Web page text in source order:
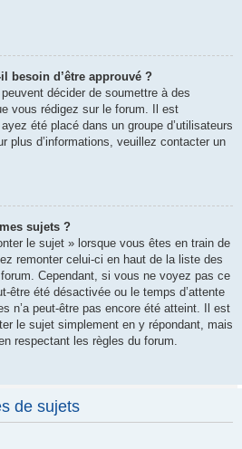
besoin d’être approuvé ?
décider de soumettre à des
vous rédigez sur le forum. Il est
été placé dans un groupe d’utilisateurs
plus d’informations, veuillez contacter un
sujets ?
le sujet » lorsque vous êtes en train de
remonter celui-ci en haut de la liste des
Cependant, si vous ne voyez pas ce
être été désactivée ou le temps d’attente
n’a peut-être pas encore été atteint. Il est
le sujet simplement en y répondant, mais
respectant les règles du forum.
de sujets